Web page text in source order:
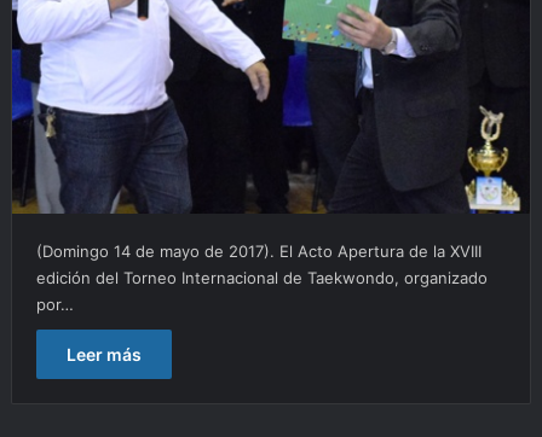
(Domingo 14 de mayo de 2017). El Acto Apertura de la XVIII
edición del Torneo Internacional de Taekwondo, organizado
por…
Leer más